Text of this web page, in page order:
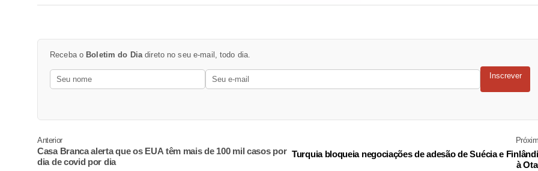
Receba o Boletim do Diadireto no seu e-mail, todo dia.
Inscrever
Anterior
Casa Branca alerta que os EUA têm mais de 100 mil casos por
dia de covid por dia
Turquia bloqueia negociações de adesão de Suécia e
à